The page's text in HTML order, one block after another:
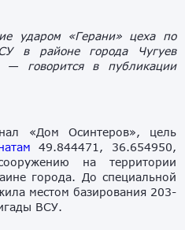
ударом «Герани» цеха по
в районе города Чугуев
говорится в публикации
«Дом Осинтеров», цель
49.844471, 36.654950,
на территории
города. До специальной
местом базирования 203-
ВСУ.